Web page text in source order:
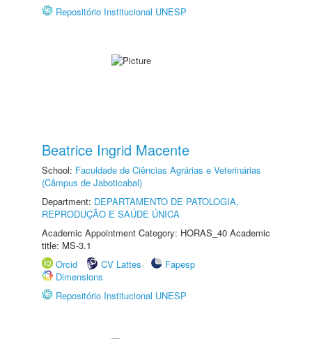
Repositório Institucional UNESP
Beatrice Ingrid Macente
School: Faculdade de Ciências Agrárias e Veterinárias
(Câmpus de Jaboticabal)
Department: DEPARTAMENTO DE PATOLOGIA,
REPRODUÇÃO E SAÚDE ÚNICA
Academic Appointment Category: HORAS_40 Academic
title: MS-3.1
Orcid
CV Lattes
Fapesp
Dimensions
Repositório Institucional UNESP